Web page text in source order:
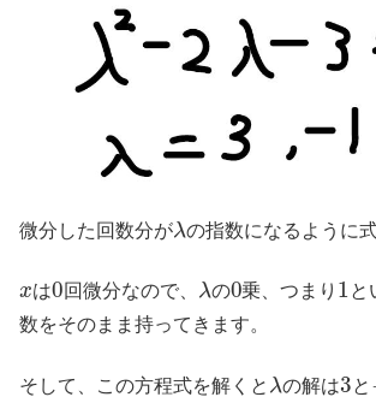
微分した回数分が
λ
の指数になるように
は
0
回微分なので、
λ
の
0
乗、つまり
1
と
数をそのまま持ってきます。
そして、この方程式を解くと
λ
の解は
3
と